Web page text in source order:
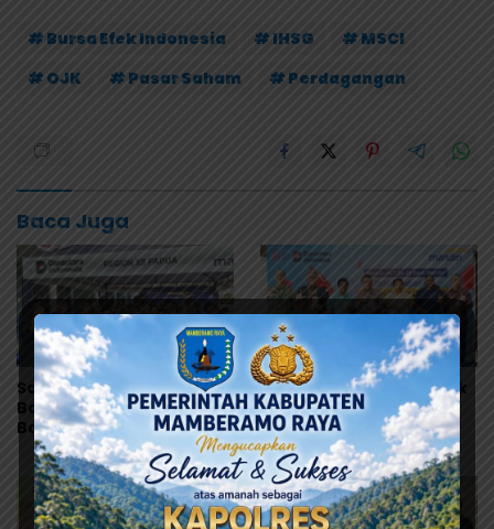
# Bursa Efek Indonesia # IHSG
# MSCI
# OJK
# Pasar Saham # Perdagangan
Baca Juga
Sambut HUT RI dan HUT
Bank Mandiri, Region XII
Bagikan 280 Paket
Makanan Lewat Program
Livin’ Berbagi Rp1
Sambut HUT ke-28, Bank
Mandiri Region XII Gelar
Donor Darah Libatkan
280 Pendonor di
Jayapura